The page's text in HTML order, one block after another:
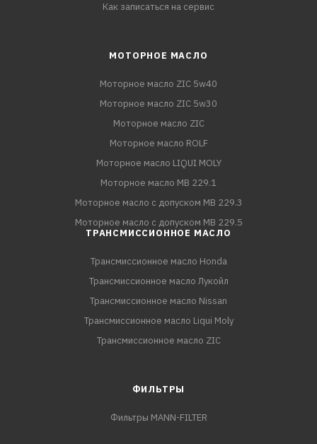
Как записаться на сервис
МОТОРНОЕ МАСЛО
Моторное масло ZIC 5w40
Моторное масло ZIC 5w30
Моторное масло ZIC
Моторное масло ROLF
Моторное масло LIQUI MOLY
Моторное масло MB 229.1
Моторное масло с допуском MB 229.3
Моторное масло с допуском MB 229.5
ТРАНСМИССИОННОЕ МАСЛО
Трансмиссионное масло Honda
Трансмиссионное масло Лукойл
Трансмиссионное масло Nissan
Трансмиссионное масло Liqui Moly
Трансмиссионное масло ZIC
ФИЛЬТРЫ
Фильтры MANN-FILTER